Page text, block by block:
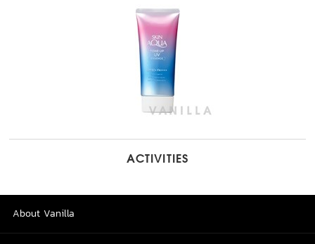
ACTIVITIES
About Vanilla